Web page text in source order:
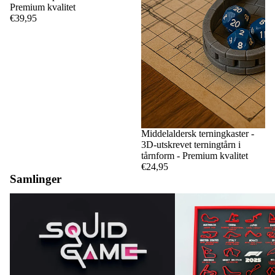
Premium kvalitet
€39,95
Middelaldersk terningkaster -
3D-utskrevet terningtårn i
tårnform - Premium kvalitet
€24,95
Samlinger